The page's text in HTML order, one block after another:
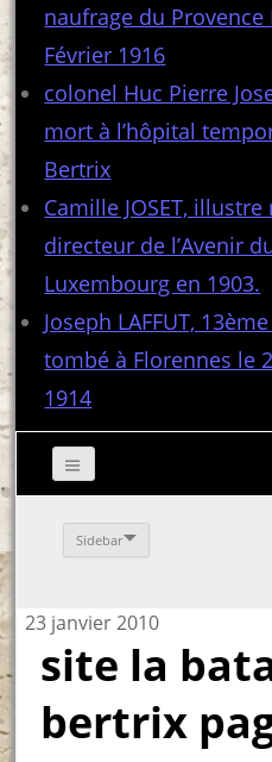
naufrage du Provence
Février 1916
colonel Huc Pierre
mort à l’hôpital
Bertrix
Camille JOSET,
directeur de l’Avenir
Luxembourg en 1903.
Joseph LAFFUT,
tombé à Florennes le
1914
Sidebar
23 janvier 2010
site la
bertrix